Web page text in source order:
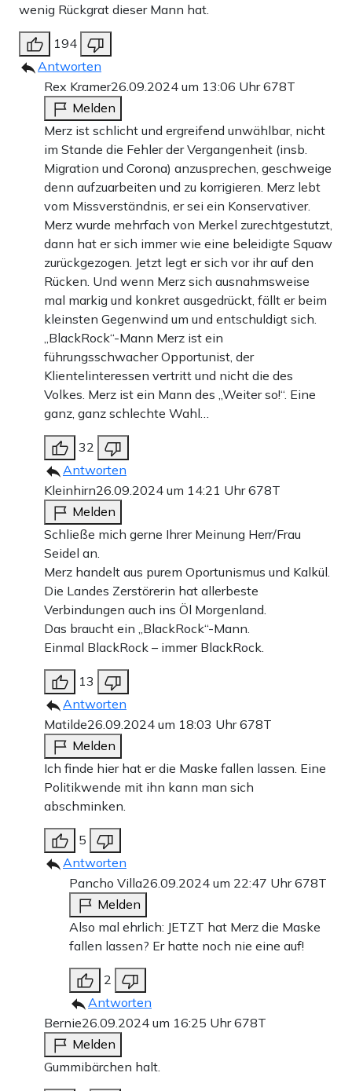
wenig Rückgrat dieser Mann hat.
194
Antworten
Rex Kramer26.09.2024 um 13:06 Uhr678T
Melden
Merz ist schlicht und ergreifend unwählbar, nicht
im Stande die Fehler der Vergangenheit (insb.
Migration und Corona) anzusprechen, geschweige
denn aufzuarbeiten und zu korrigieren. Merz lebt
vom Missverständnis, er sei ein Konservativer.
Merz wurde mehrfach von Merkel zurechtgestutzt,
dann hat er sich immer wie eine beleidigte Squaw
zurückgezogen. Jetzt legt er sich vor ihr auf den
Rücken. Und wenn Merz sich ausnahmsweise
mal markig und konkret ausgedrückt, fällt er beim
kleinsten Gegenwind um und entschuldigt sich.
„BlackRock“-Mann Merz ist ein
führungsschwacher Opportunist, der
Klientelinteressen vertritt und nicht die des
Volkes. Merz ist ein Mann des „Weiter so!“. Eine
ganz, ganz schlechte Wahl…
32
Antworten
Kleinhirn26.09.2024 um 14:21 Uhr678T
Melden
Schließe mich gerne Ihrer Meinung Herr/Frau
Seidel an.
Merz handelt aus purem Oportunismus und Kalkül.
Die Landes Zerstörerin hat allerbeste
Verbindungen auch ins Öl Morgenland.
Das braucht ein „BlackRock“-Mann.
Einmal BlackRock – immer BlackRock.
13
Antworten
Matilde26.09.2024 um 18:03 Uhr678T
Melden
Ich finde hier hat er die Maske fallen lassen. Eine
Politikwende mit ihn kann man sich
abschminken.
5
Antworten
Pancho Villa26.09.2024 um 22:47 Uhr678T
Melden
Also mal ehrlich: JETZT hat Merz die Maske
fallen lassen? Er hatte noch nie eine auf!
2
Antworten
Bernie26.09.2024 um 16:25 Uhr678T
Melden
Gummibärchen halt.